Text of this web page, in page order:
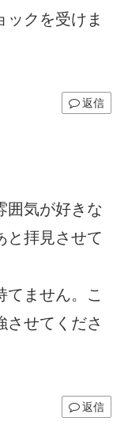
ックを受けま
返信
囲気が好きな
と拝見させて
てません。こ
させてくださ
返信